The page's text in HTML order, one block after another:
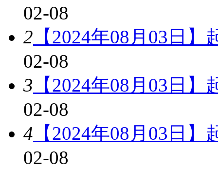
02-08
2 【2024年08月03日
02-08
3 【2024年08月03日
02-08
4 【2024年08月03日
02-08